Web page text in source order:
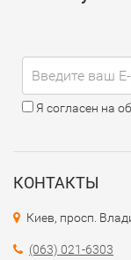
Я согласен на
КОНТАКТЫ
Киев, просп.
(063) 021-6303